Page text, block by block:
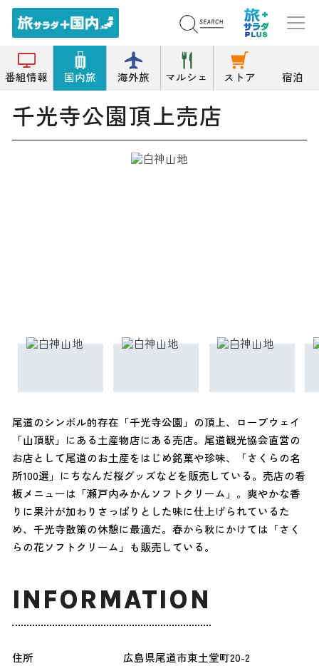
番組情報 国内旅 海外旅 マルシェ ストア 宿泊
トップ その他店舗 千光寺公園頂上売店
千光寺公園頂上売店
尾道のシンボル的存在「千光寺公園」の頂上、ロープウェイ
「山頂駅」にある土産物店にある売店。尾道観光協会直営の
お店として尾道のお土産をはじめ銘菓や珍味、「さくらの名
所100選」にちなんだ桜グッズなどを販売している。売店の看
板メニューは「瀬戸内みかんソフトクリーム」。爽やかな香
りに果汁が加わりさっぱりとした味に仕上げられているた
め、千光寺散策の休憩に最適だ。春から秋にかけては「さく
らの花ソフトクリーム」も販売している。
INFORMATION
住所
広島県尾道市東土堂町20-2